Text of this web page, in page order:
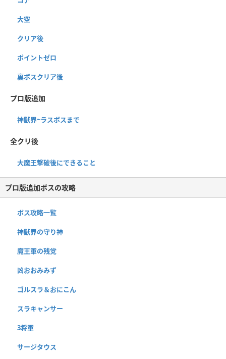
大空
クリア後
ポイントゼロ
裏ボスクリア後
プロ版追加
神獣界~ラスボスまで
全クリ後
大魔王撃破後にできること
プロ版追加ボスの攻略
ボス攻略一覧
神獣界の守り神
魔王軍の残党
凶おおみみず
ゴルスラ＆おにこん
スラキャンサー
3将軍
サージタウス